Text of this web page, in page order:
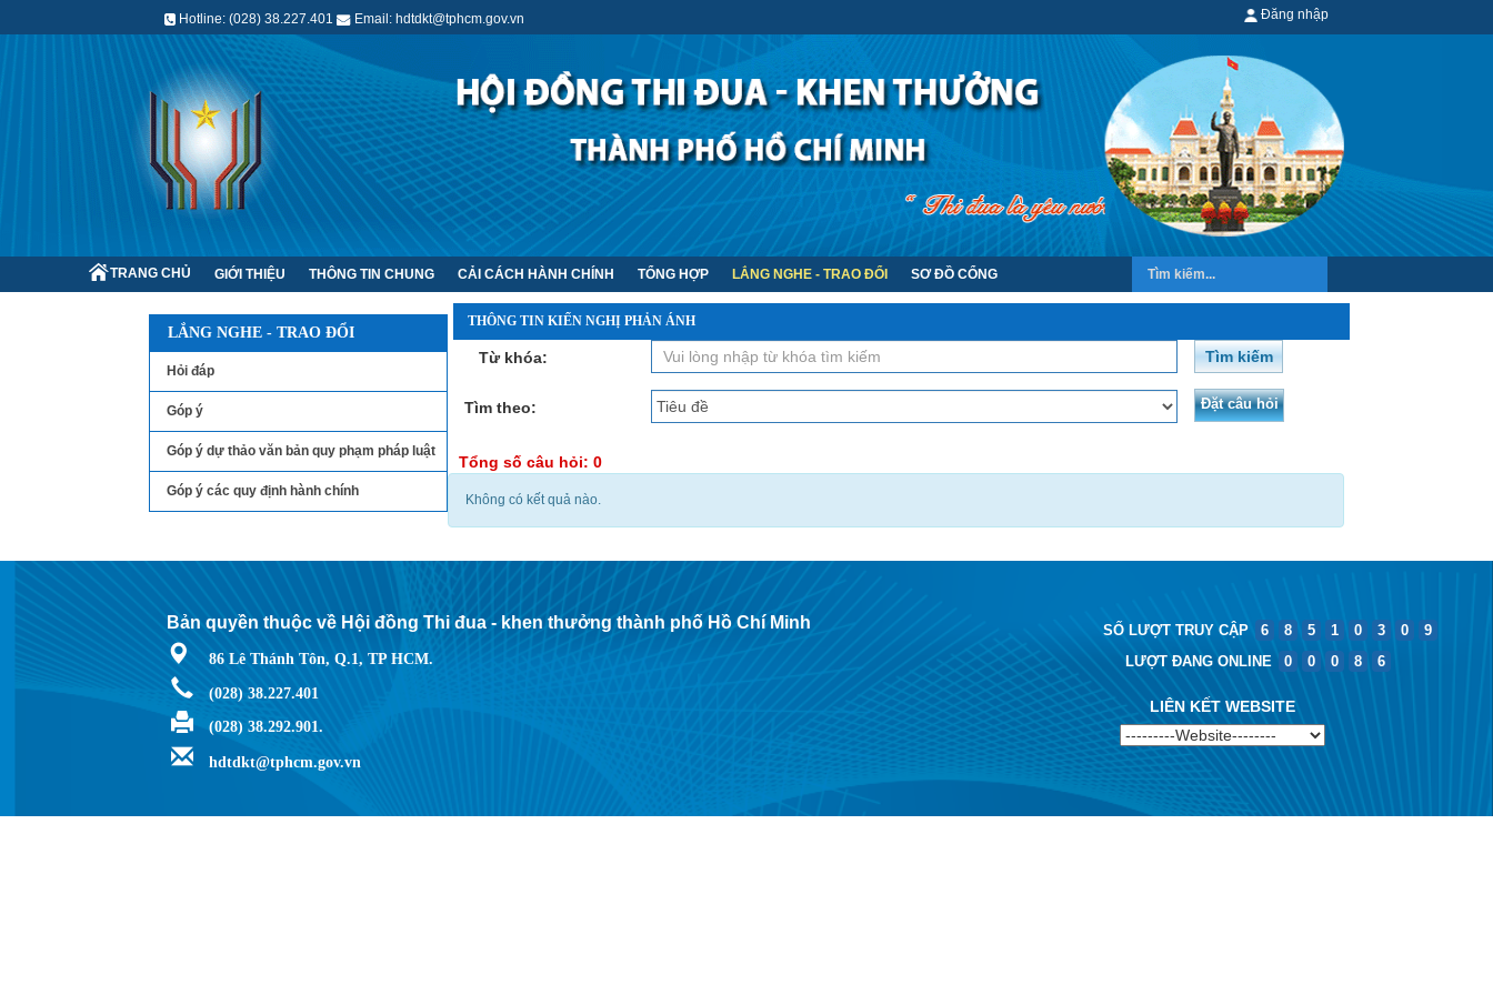
Hotline: (028) 38.227.401 Email: hdtdkt@tphcm.gov.vn Đăng nhập
TRANG CHỦ GIỚI THIỆU THÔNG TIN CHUNG CẢI CÁCH HÀNH CHÍNH TỔNG HỢP LẮNG NGHE - TRAO ĐỔI SƠ ĐỒ CỔNG
LẮNG NGHE - TRAO ĐỔI
Hỏi đáp
Góp ý
Góp ý dự thảo văn bản quy phạm pháp luật
Góp ý các quy định hành chính
THÔNG TIN KIẾN NGHỊ PHẢN ÁNH
Từ khóa:
Tìm theo:
Tìm kiếm
Đặt câu hỏi
Tổng số câu hỏi: 0
Không có kết quả nào.
SỐ LƯỢT TRUY CẬP 6 8 5 1 0 3 0
9
LƯỢT ĐANG ONLINE
0 0 0 8 6
LIÊN KẾT WEBSITE
Bản quyền thuộc về Hội đồng Thi đua - khen thưởng thành phố Hồ Chí Minh
86 Lê Thánh Tôn, Q.1, TP HCM.
(028) 38.227.401
(028) 38.292.901.
hdtdkt@tphcm.gov.vn